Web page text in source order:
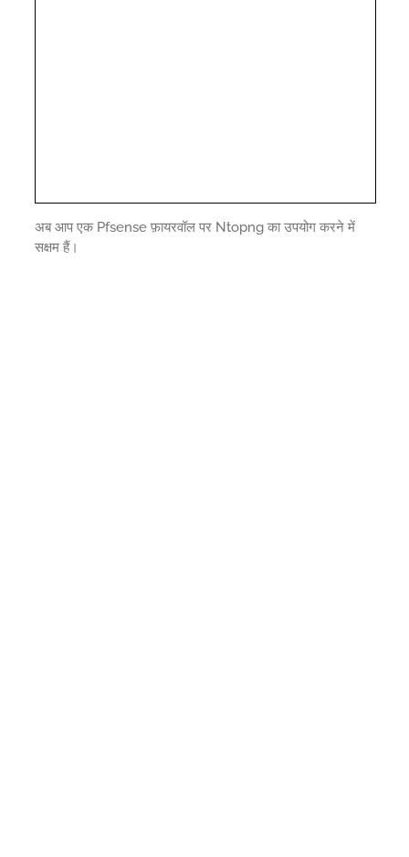
अब आप एक Pfsense फ़ायरवॉल पर Ntopng का उपयोग करने में
सक्षम हैं।